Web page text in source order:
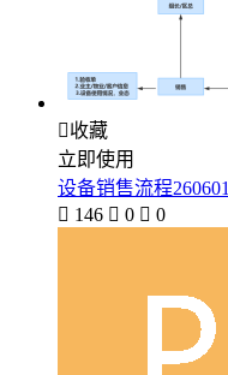
收藏
立即使用
设备销售流程260601
 146  0  0